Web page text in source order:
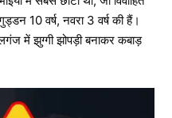
10 वर्ष, नवरा 3 वर्ष की हैं।
में झुग्गी झोपड़ी बनाकर कबाड़